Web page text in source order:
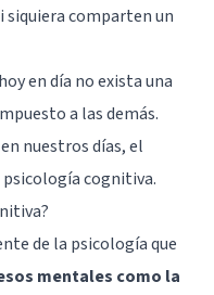
siquiera comparten un
en día no exista una
a las demás.
nuestros días, el
psicología cognitiva.
de la psicología que
mentales como la